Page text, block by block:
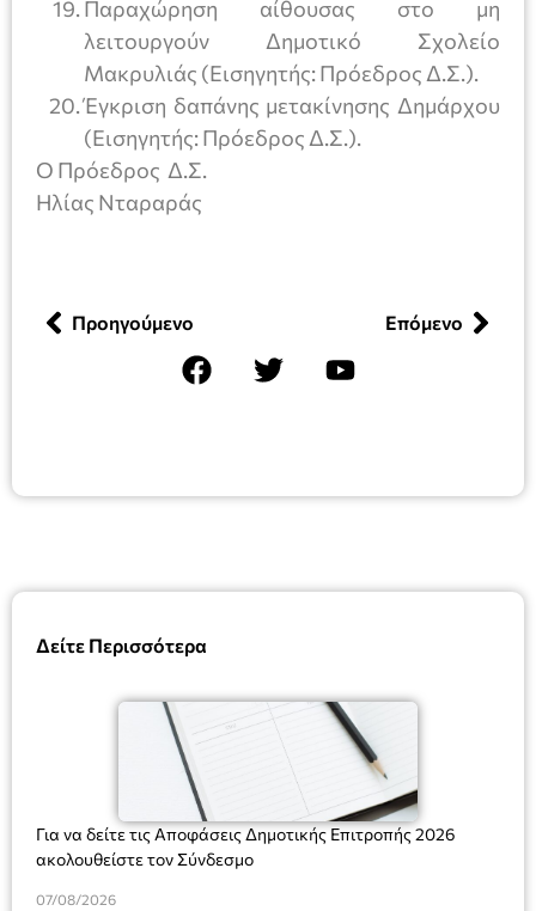
Δείτε Περισσότερα
Για να δείτε τις Αποφάσεις Δημοτικής Επιτροπής 2026
ακολουθείστε τον Σύνδεσμο
07/08/2026
Παραχώρηση αίθουσας στο μη
λειτουργούν Δημοτικό Σχολείο
Μακρυλιάς (Εισηγητής: Πρόεδρος Δ.Σ.).
Έγκριση δαπάνης μετακίνησης Δημάρχου
(Εισηγητής: Πρόεδρος Δ.Σ.).
Ο Πρόεδρος Δ.Σ.
Ηλίας Νταραράς
Προηγούμενο Επόμενο